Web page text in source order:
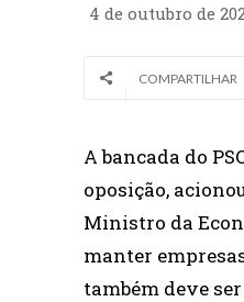
4 de outubro de
COMPARTILHAR
A bancada do
oposição,
Ministro da
manter
também deve